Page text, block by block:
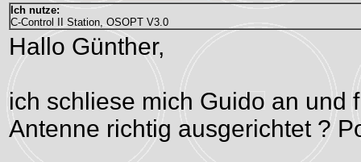
Ich nutze:
C-Control II Station, OSOPT V3.0
Hallo Günther,
ich schliese mich Guido an und
Antenne richtig ausgerichtet ?